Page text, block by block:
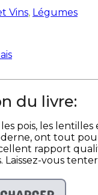
Vins, Légumes
du livre:
les pois, les
ont tout
rapport
Laissez-vous